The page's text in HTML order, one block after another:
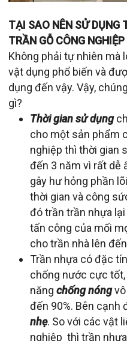
TẠI SAO NÊN SỬ DỤNG
TRẦN GỖ CÔNG NGHIỆP
Không phải tự nhiên mà
vật dụng phổ biến và
dụng đến vậy. Vậy,
gì?
Thời gian sử dụng
cho một sản phẩm
nghiệp thì thời gian
đến 3 năm vì rất dễ
gây hư hỏng phần
thời gian và công
đó trần trần nhựa
tấn công của mối
cho trần nhà lên đến
Trần nhựa có đặc
chống nước cực
năng chống nóngvô
đến 90%. Bên cạnh
nhẹ. So với các vật
nghiệp thì trần